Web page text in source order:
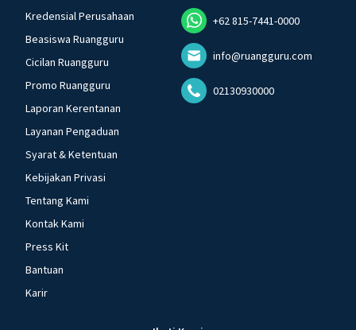
Kredensial Perusahaan
Beasiswa Ruangguru
Cicilan Ruangguru
Promo Ruangguru
Laporan Kerentanan
Layanan Pengaduan
Syarat & Ketentuan
Kebijakan Privasi
Tentang Kami
Kontak Kami
Press Kit
Bantuan
Karir
+62 815-7441-0000
info@ruangguru.com
02130930000